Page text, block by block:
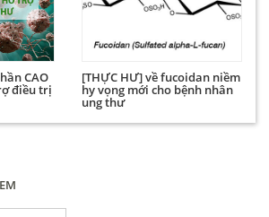
CAO
điều trị
[THỰC HƯ] về fucoidan niềm
hy vọng mới cho bệnh nhân
ung thư